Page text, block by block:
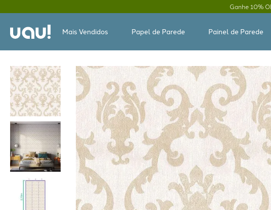
Ganhe 10%
Mais Vendidos Papel de Parede Painel de Parede